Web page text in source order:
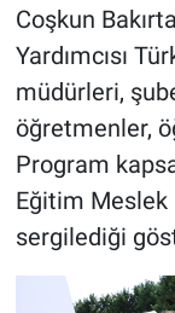
Coşkun
Yardımcısı
müdürleri,
öğretmenler,
Program
Eğitim Meslek
sergilediği